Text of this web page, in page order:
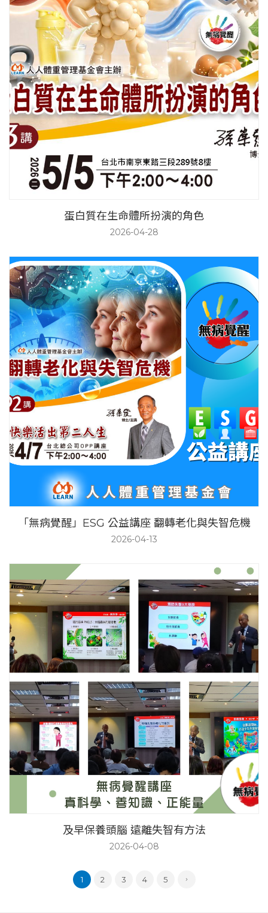
蛋白質在生命體所扮演的角色
2026-04-28
「無病覺醒」ESG 公益講座 翻轉老化與失智危機
2026-04-13
及早保養頭腦 遠離失智有方法
2026-04-08
1 2 3 4 5